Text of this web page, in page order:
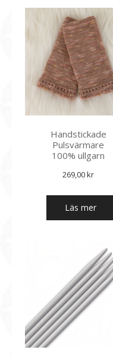
Handstickade
Pulsvärmare
100% ullgarn
269,00kr
Läs mer